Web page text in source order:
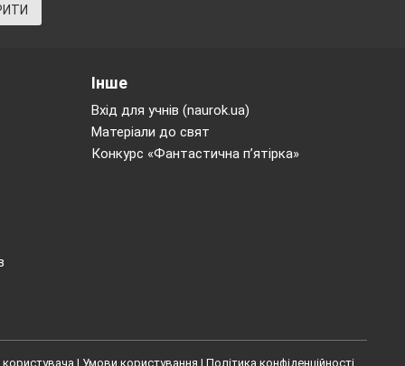
Інше
Вхід для учнів (naurok.ua)
Матеріали до свят
Конкурс «Фантастична п’ятірка»
користувача | Умови користування | Політика конфіденційності